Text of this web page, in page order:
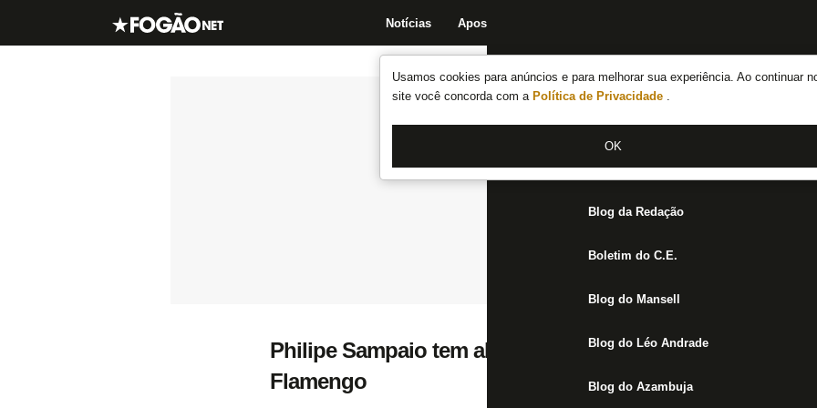
Usamos cookies para anúncios e para melhorar sua experiência. Ao continuar
site você concorda com a Política de Privacidade .
OK
Notícias Apostas
Notícias do Botafogo
Fórum
Jogos
Blog da Redação
Boletim do C.E.
Blog do Mansell
Blog do Léo Andrade
Blog do Azambuja
Philipe Sampaio tem alta em hospital, mas desfalca
Flamengo